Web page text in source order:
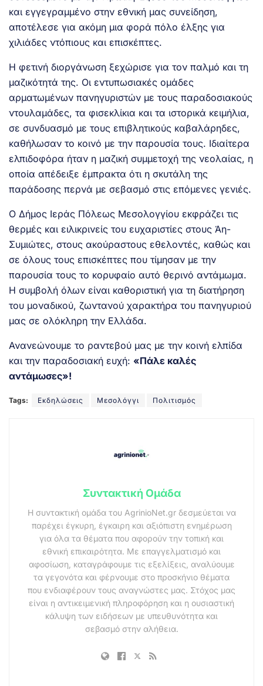
και εγγεγραμμένο στην εθνική μας συνείδηση,
αποτέλεσε για ακόμη μια φορά πόλο έλξης για
χιλιάδες ντόπιους και επισκέπτες.
Η φετινή διοργάνωση ξεχώρισε για τον παλμό και τη
μαζικότητά της. Οι εντυπωσιακές ομάδες
αρματωμένων πανηγυριστών με τους παραδοσιακούς
ντουλαμάδες, τα φισεκλίκια και τα ιστορικά κειμήλια,
σε συνδυασμό με τους επιβλητικούς καβαλάρηδες,
καθήλωσαν το κοινό με την παρουσία τους. Ιδιαίτερα
ελπιδοφόρα ήταν η μαζική συμμετοχή της νεολαίας, η
οποία απέδειξε έμπρακτα ότι η σκυτάλη της
παράδοσης περνά με σεβασμό στις επόμενες γενιές.
Ο Δήμος Ιεράς Πόλεως Μεσολογγίου εκφράζει τις
θερμές και ειλικρινείς του ευχαριστίες στους Άη-
Συμιώτες, στους ακούραστους εθελοντές, καθώς και
σε όλους τους επισκέπτες που τίμησαν με την
παρουσία τους το κορυφαίο αυτό θερινό αντάμωμα.
Η συμβολή όλων είναι καθοριστική για τη διατήρηση
του μοναδικού, ζωντανού χαρακτήρα του πανηγυριού
μας σε ολόκληρη την Ελλάδα.
Ανανεώνουμε το ραντεβού μας με την κοινή ελπίδα
και την παραδοσιακή ευχή: «Πάλε καλές
αντάμωσες»!
Tags: Εκδηλώσεις Μεσολόγγι Πολιτισμός
Συντακτική Ομάδα
Η συντακτική ομάδα του AgrinioNet.gr δεσμεύεται να
παρέχει έγκυρη, έγκαιρη και αξιόπιστη ενημέρωση
για όλα τα θέματα που αφορούν την τοπική και
εθνική επικαιρότητα. Με επαγγελματισμό και
αφοσίωση, καταγράφουμε τις εξελίξεις, αναλύουμε
τα γεγονότα και φέρνουμε στο προσκήνιο θέματα
που ενδιαφέρουν τους αναγνώστες μας. Στόχος μας
είναι η αντικειμενική πληροφόρηση και η ουσιαστική
κάλυψη των ειδήσεων με υπευθυνότητα και
σεβασμό στην αλήθεια.